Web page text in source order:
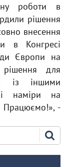
роботи в
рішення
внесення
в Конгресі
Європи на
для
із іншими
наміри на
Працюємо!», -